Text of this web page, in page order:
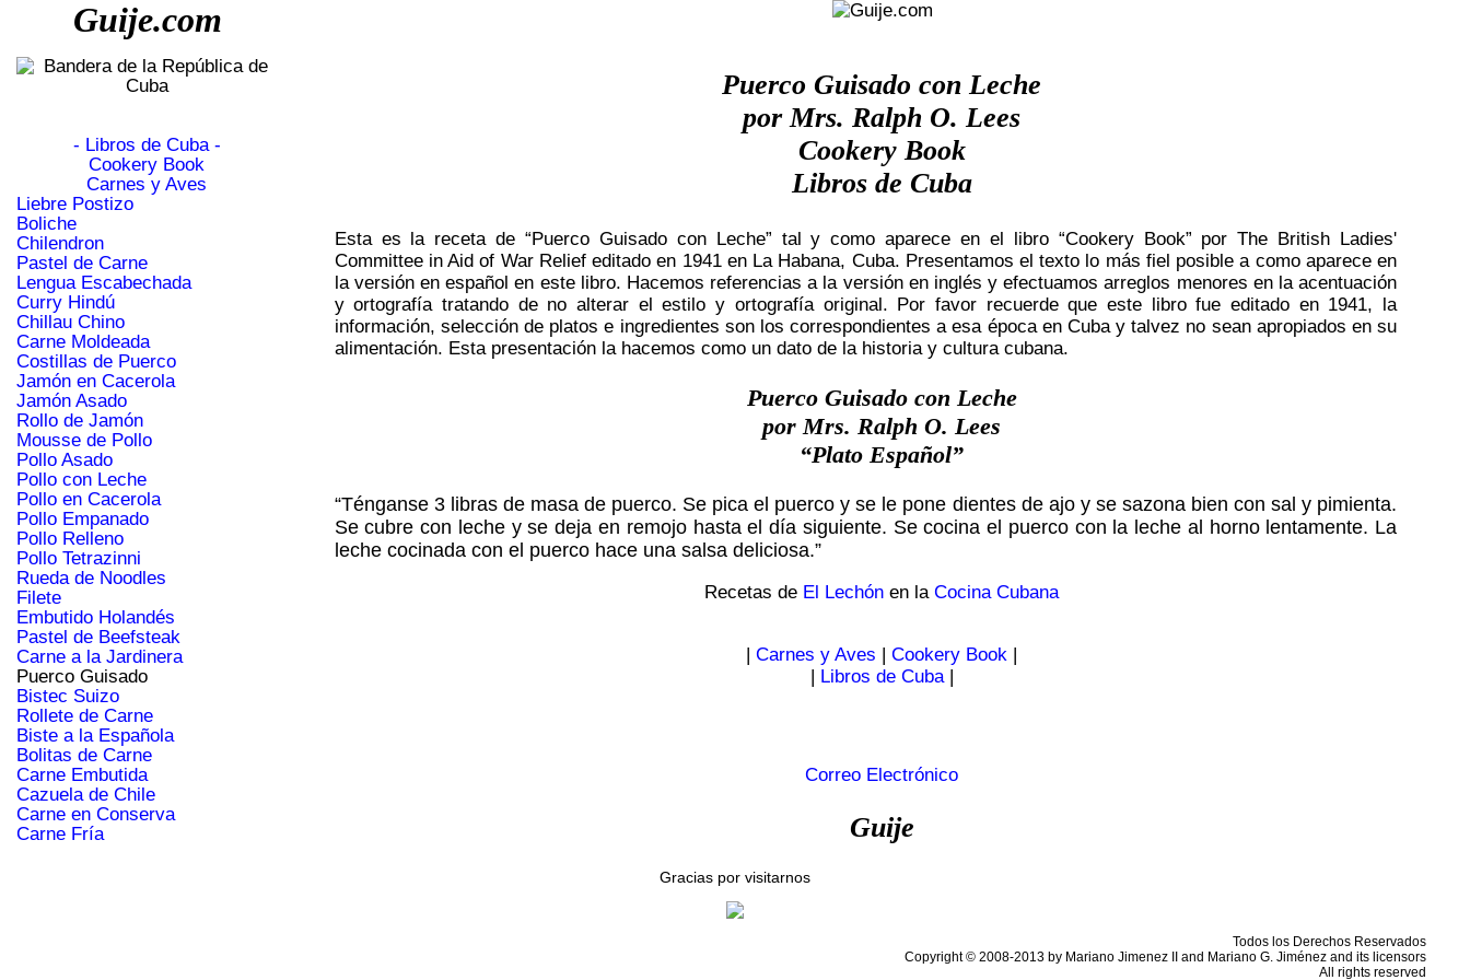
Guije.com
- Libros de Cuba -
Cookery Book
Carnes y Aves
Liebre Postizo
Boliche
Chilendron
Pastel de Carne
Lengua Escabechada
Curry Hindú
Chillau Chino
Carne Moldeada
Costillas de Puerco
Jamón en Cacerola
Jamón Asado
Rollo de Jamón
Mousse de Pollo
Pollo Asado
Pollo con Leche
Pollo en Cacerola
Pollo Empanado
Pollo Relleno
Pollo Tetrazinni
Rueda de Noodles
Filete
Embutido Holandés
Pastel de Beefsteak
Carne a la Jardinera
Puerco Guisado
Bistec Suizo
Rollete de Carne
Biste a la Española
Bolitas de Carne
Carne Embutida
Cazuela de Chile
Carne en Conserva
Carne Fría
Puerco Guisado con Leche
por Mrs. Ralph O. Lees
Cookery Book
Libros de Cuba
Esta es la receta de “Puerco Guisado con Leche” tal y como aparece en el libro “Cookery Book” por The British Ladies'
Committee in Aid of War Relief editado en 1941 en La Habana, Cuba. Presentamos el texto lo más fiel posible a como aparece en
la versión en español en este libro. Hacemos referencias a la versión en inglés y efectuamos arreglos menores en la acentuación
y ortografía tratando de no alterar el estilo y ortografía original. Por favor recuerde que este libro fue editado en 1941, la
información, selección de platos e ingredientes son los correspondientes a esa época en Cuba y talvez no sean apropiados en su
alimentación. Esta presentación la hacemos como un dato de la historia y cultura cubana.
Puerco Guisado con Leche
por Mrs. Ralph O. Lees
“Plato Español”
“Ténganse 3 libras de masa de puerco. Se pica el puerco y se le pone dientes de ajo y se sazona bien con sal y pimienta.
Se cubre con leche y se deja en remojo hasta el día siguiente. Se cocina el puerco con la leche al horno lentamente. La
leche cocinada con el puerco hace una salsa deliciosa.”
Recetas de El Lechón en laCocina Cubana
|Carnes y Aves |Cookery Book |
| Libros de Cuba|
Correo Electrónico
Guije
Gracias por visitarnos
Todos los Derechos Reservados
Copyright © 2008-2013 by Mariano Jimenez II and Mariano G. Jiménez and its licensors
All rights reserved